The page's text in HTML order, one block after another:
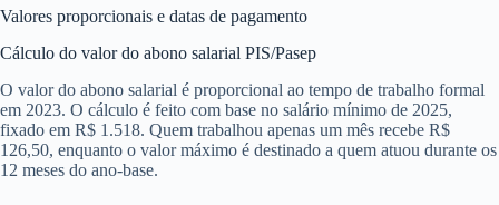
Valores proporcionais e datas de pagamento
Cálculo do valor do abono salarial PIS/Pasep
O valor do abono salarial é proporcional ao tempo de trabalho formal
em 2023. O cálculo é feito com base no salário mínimo de 2025,
fixado em R$ 1.518. Quem trabalhou apenas um mês recebe R$
126,50, enquanto o valor máximo é destinado a quem atuou durante os
12 meses do ano-base.